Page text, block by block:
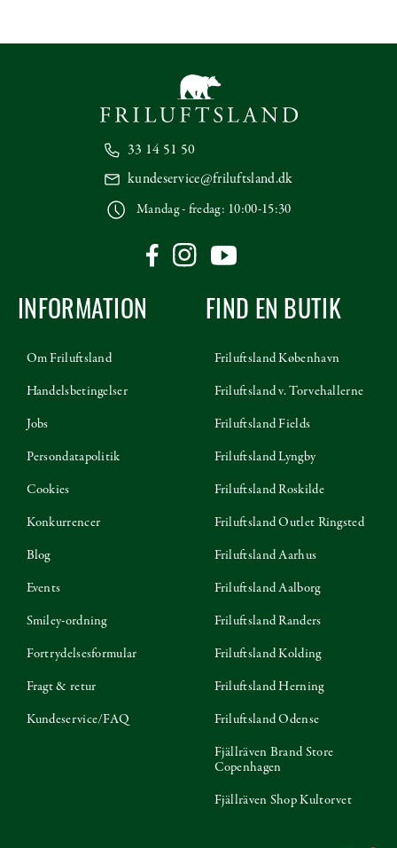
33 14 51 50
kundeservice@friluftsland.dk
Mandag - fredag: 10:00-15:30
INFORMATION
Om Friluftsland
Handelsbetingelser
Jobs
Persondatapolitik
Cookies
Konkurrencer
Blog
Events
Smiley-ordning
Fortrydelsesformular
Fragt & retur
Kundeservice/FAQ
FIND EN BUTIK
Friluftsland København
Friluftsland v. Torvehallerne
Friluftsland Fields
Friluftsland Lyngby
Friluftsland Roskilde
Friluftsland Outlet Ringsted
Friluftsland Aarhus
Friluftsland Aalborg
Friluftsland Randers
Friluftsland Kolding
Friluftsland Herning
Friluftsland Odense
Fjällräven Brand Store
Copenhagen
Fjällräven Shop Kultorvet